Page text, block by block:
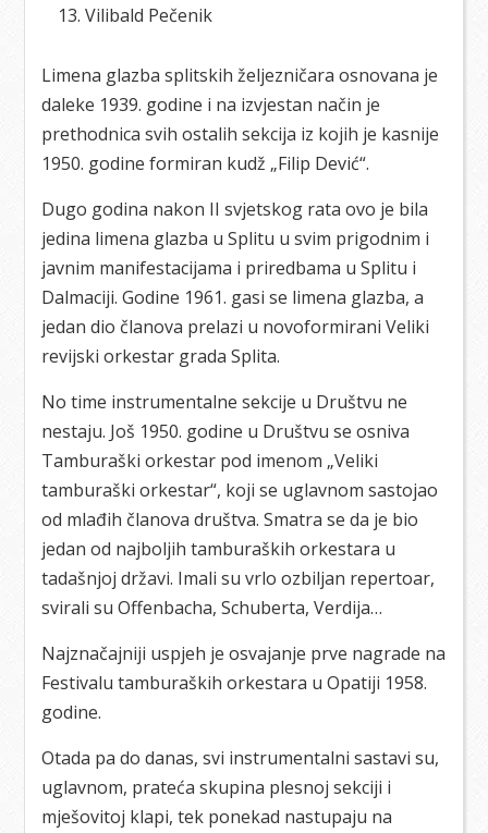
Vilibald Pečenik
Limena glazba splitskih željezničara osnovana je
daleke 1939. godine i na izvjestan način je
prethodnica svih ostalih sekcija iz kojih je kasnije
1950. godine formiran kudž „Filip Dević“.
Dugo godina nakon II svjetskog rata ovo je bila
jedina limena glazba u Splitu u svim prigodnim i
javnim manifestacijama i priredbama u Splitu i
Dalmaciji. Godine 1961. gasi se limena glazba, a
jedan dio članova prelazi u novoformirani Veliki
revijski orkestar grada Splita.
No time instrumentalne sekcije u Društvu ne
nestaju. Još 1950. godine u Društvu se osniva
Tamburaški orkestar pod imenom „Veliki
tamburaški orkestar“, koji se uglavnom sastojao
od mlađih članova društva. Smatra se da je bio
jedan od najboljih tamburaških orkestara u
tadašnjoj državi. Imali su vrlo ozbiljan repertoar,
svirali su Offenbacha, Schuberta, Verdija…
Najznačajniji uspjeh je osvajanje prve nagrade na
Festivalu tamburaških orkestara u Opatiji 1958.
godine.
Otada pa do danas, svi instrumentalni sastavi su,
uglavnom, prateća skupina plesnoj sekciji i
mješovitoj klapi, tek ponekad nastupaju na